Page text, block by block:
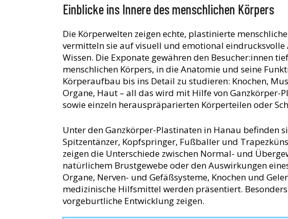
Einblicke ins Innere des menschlichen Körpers
Die Körperwelten zeigen echte, plastinierte
vermitteln sie auf visuell und emotional eindrucksvolle
Wissen. Die Exponate gewähren den Besucher:innen
menschlichen Körpers, in die Anatomie und seine
Körperaufbau bis ins Detail zu studieren: Knochen,
Organe, Haut – all das wird mit Hilfe von Ganzkörper-
sowie einzeln herauspräparierten Körperteilen oder
Unter den Ganzkörper-Plastinaten in Hanau befinden
Spitzentänzer, Kopfspringer, Fußballer und
zeigen die Unterschiede zwischen Normal- und
natürlichem Brustgewebe oder den Auswirkungen
Organe, Nerven- und Gefäßsysteme, Knochen und
medizinische Hilfsmittel werden präsentiert.
vorgeburtliche Entwicklung zeigen.